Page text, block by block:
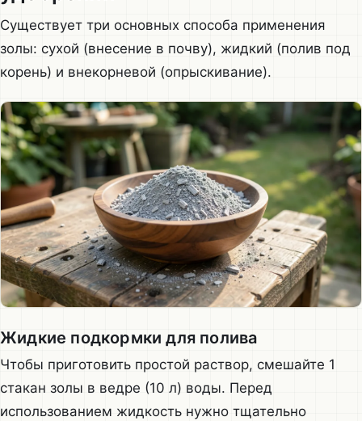
Существует три основных способа применения
золы: сухой (внесение в почву), жидкий (полив под
корень) и внекорневой (опрыскивание).
Жидкие подкормки для полива
Чтобы приготовить простой раствор, смешайте 1
стакан золы в ведре (10 л) воды. Перед
использованием жидкость нужно тщательно